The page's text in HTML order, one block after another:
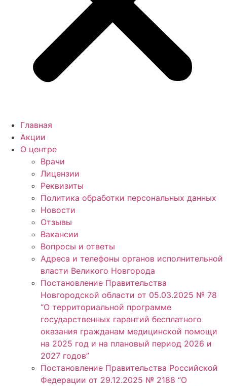
Главная
Акции
О центре
Врачи
Лицензии
Реквизиты
Политика обработки персональных данных
Новости
Отзывы
Вакансии
Вопросы и ответы
Адреса и телефоны органов исполнительной
власти Великого Новгорода
Постановление Правительства
Новгородской области от 05.03.2025 № 78
“О территориальной программе
государственных гарантий бесплатного
оказания гражданам медицинской помощи
на 2025 год и на плановый период 2026 и
2027 годов”
Постановление Правительства Российской
Федерации от 29.12.2025 № 2188 “О